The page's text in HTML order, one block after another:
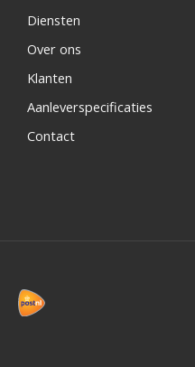
Diensten
Over ons
Klanten
Aanleverspecificaties
Contact